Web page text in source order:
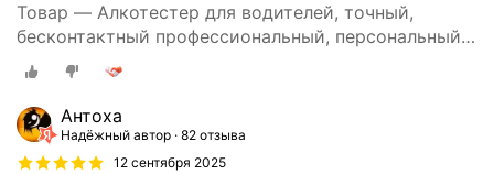
Товар — Алкотестер для водителей, точный,
бесконтактный профессиональный, персональный
DG shop
Антоха
Надёжный автор 82 отзыва
12 сентября 2025